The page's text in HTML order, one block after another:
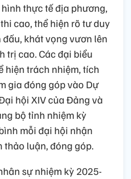
thực tế địa phương,
cao, thể hiện rõ tư duy
khát vọng vươn lên
trị cao. Các đại biểu
hiện trách nhiệm, tích
gia đóng góp vào Dự
hội XIV của Đảng và
bộ tỉnh nhiệm kỳ
mỗi đại hội nhận
thảo luận, đóng góp.
sự nhiệm kỳ 2025-